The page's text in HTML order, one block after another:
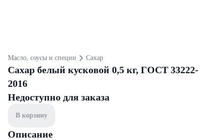
Масло, соусы и специи Сахар
Сахар белый кусковой 0,5 кг, ГОСТ 33222-
2016
Недоступно для заказа
В корзину
Описание